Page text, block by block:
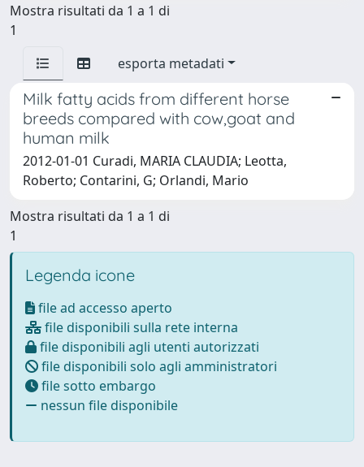
Mostra risultati da 1 a 1 di
1
esporta metadati
Milk fatty acids from different horse
breeds compared with cow,goat and
human milk
2012-01-01 Curadi, MARIA CLAUDIA; Leotta,
Roberto; Contarini, G; Orlandi, Mario
Mostra risultati da 1 a 1 di
1
Legenda icone
file ad accesso aperto
file disponibili sulla rete interna
file disponibili agli utenti autorizzati
file disponibili solo agli amministratori
file sotto embargo
nessun file disponibile